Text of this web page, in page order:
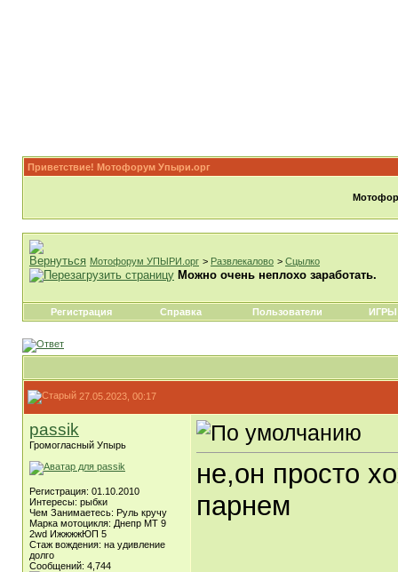
Приветствие! Мотофорум Упыри.орг
Мотофорум УПЫРИ.орг > Развлекалово > Сцылко
Можно очень неплохо заработать.
Регистрация Справка Пользователи ИГРЫ
27.05.2023, 00:17
passik
Громогласный Упырь
Регистрация: 01.10.2010
Интересы: рыбки
Чем Занимаетесь: Руль кручу
Марка мотоцикля: Днепр МТ 9
2wd ИжжжжЮП 5
Стаж вождения: на удивление
долго
Сообщений: 4,744
не,он просто
парнем